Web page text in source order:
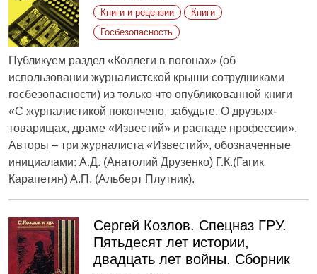
Книги и рецензии
Книги
Госбезопасность
Публикуем раздел «Коллеги в погонах» (об
использовании журналистской крыши сотрудниками
госбезопасности) из только что опубликованной книги
«С журналистикой покончено, забудьте. О друзьях-
товарищах, драме «Известий» и распаде профессии».
Авторы – три журналиста «Известий», обозначенные
инициалами: А.Д. (Анатолий Друзенко) Г.К.(Гагик
Карапетян) А.П. (Альберт Плутник).
Сергей Козлов. Спецназ ГРУ.
Пятьдесят лет истории,
двадцать лет войны. Сборник